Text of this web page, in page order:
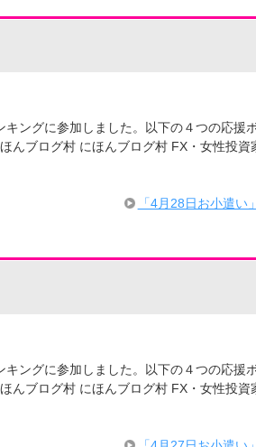
ングに参加しました。以下の４つの応援
んブログ村 にほんブログ村 FX・女性投資
「4月28日お小遣い
ングに参加しました。以下の４つの応援
んブログ村 にほんブログ村 FX・女性投資